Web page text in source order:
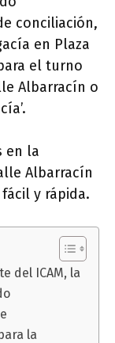
conciliación,
en Plaza
el turno
Albarracín o
en la
Albarracín
y rápida.
del ICAM, la
la